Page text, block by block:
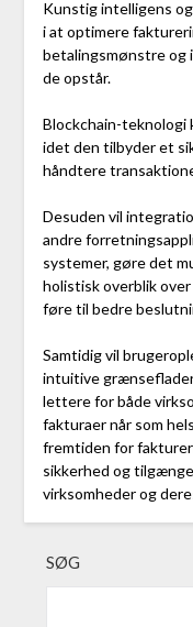
Kunstig intelligens
i at optimere
betalingsmønstre og
de opstår.
Blockchain-teknologi
idet den tilbyder et
håndtere
Desuden vil
andre
systemer, gøre det
holistisk overblik
føre til bedre
Samtidig vil
intuitive
lettere for både
fakturaer når som
fremtiden for
sikkerhed og
virksomheder og
SØG